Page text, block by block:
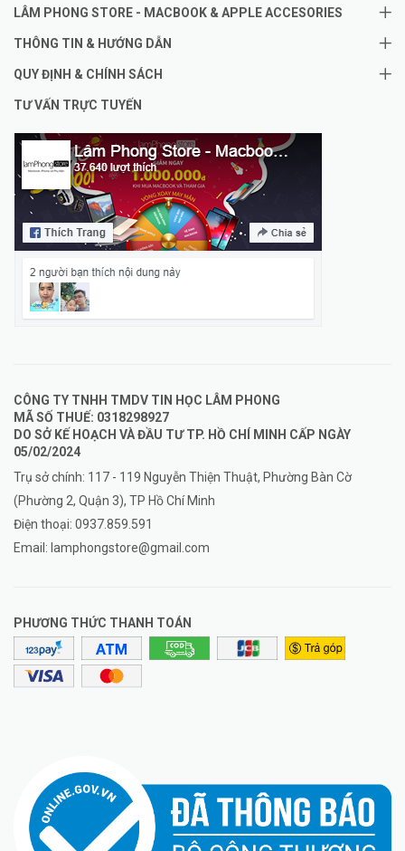
LÂM PHONG STORE - MACBOOK & APPLE ACCESORIES
THÔNG TIN & HƯỚNG DẪN
QUY ĐỊNH & CHÍNH SÁCH
TƯ VẤN TRỰC TUYẾN
CÔNG TY TNHH TMDV TIN HỌC LÂM PHONG
MÃ SỐ THUẾ: 0318298927
DO SỞ KẾ HOẠCH VÀ ĐẦU TƯ TP. HỒ CHÍ MINH CẤP NGÀY
05/02/2024
Trụ sở chính: 117 - 119 Nguyễn Thiện Thuật, Phường Bàn Cờ
(Phường 2, Quận 3), TP Hồ Chí Minh
Điện thoại: 0937.859.591
Email: lamphongstore@gmail.com
PHƯƠNG THỨC THANH TOÁN